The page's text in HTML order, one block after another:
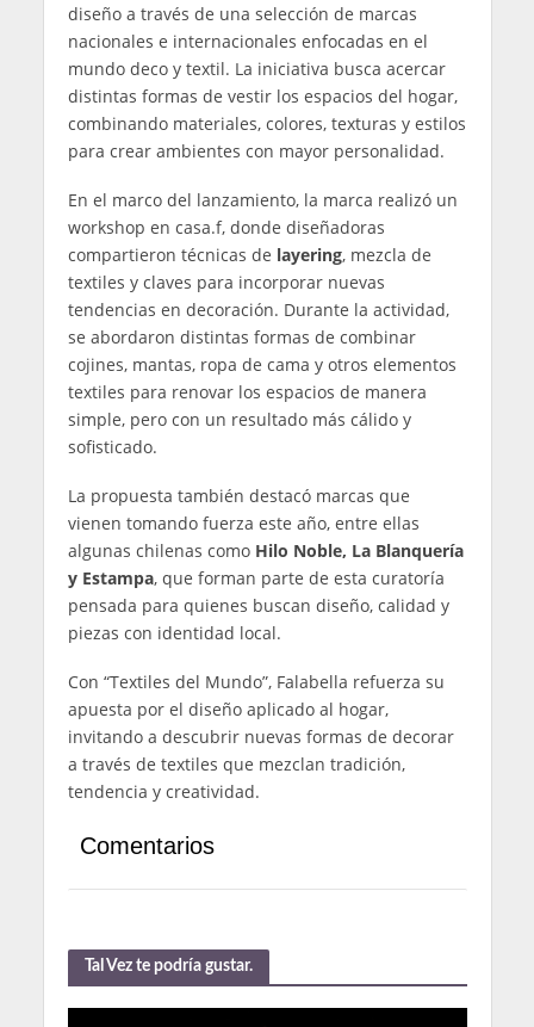
diseño a través de una selección de marcas
nacionales e internacionales enfocadas en el
mundo deco y textil. La iniciativa busca acercar
distintas formas de vestir los espacios del hogar,
combinando materiales, colores, texturas y estilos
para crear ambientes con mayor personalidad.
En el marco del lanzamiento, la marca realizó un
workshop en casa.f, donde diseñadoras
compartieron técnicas de layering, mezcla de
textiles y claves para incorporar nuevas
tendencias en decoración. Durante la actividad,
se abordaron distintas formas de combinar
cojines, mantas, ropa de cama y otros elementos
textiles para renovar los espacios de manera
simple, pero con un resultado más cálido y
sofisticado.
La propuesta también destacó marcas que
vienen tomando fuerza este año, entre ellas
algunas chilenas como Hilo Noble, La Blanquería
y Estampa, que forman parte de esta curatoría
pensada para quienes buscan diseño, calidad y
piezas con identidad local.
Con “Textiles del Mundo”, Falabella refuerza su
apuesta por el diseño aplicado al hogar,
invitando a descubrir nuevas formas de decorar
a través de textiles que mezclan tradición,
tendencia y creatividad.
Comentarios
Tal Vez te podría gustar.